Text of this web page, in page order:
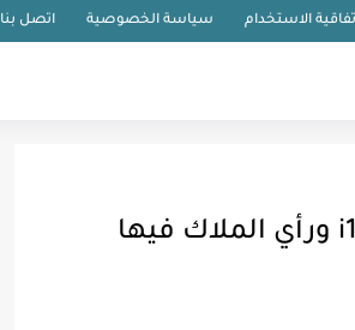
الاستخدام سياسة الخصوصية اتصل بنا